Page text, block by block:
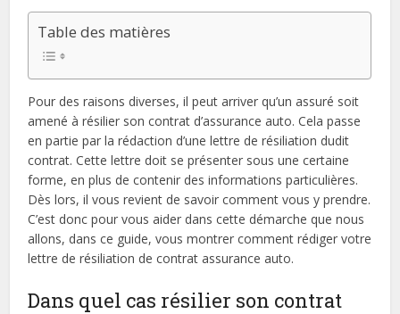
Table des matières
Pour des raisons diverses, il peut arriver qu’un assuré soit
amené à résilier son contrat d’assurance auto. Cela passe
en partie par la rédaction d’une lettre de résiliation dudit
contrat. Cette lettre doit se présenter sous une certaine
forme, en plus de contenir des informations particulières.
Dès lors, il vous revient de savoir comment vous y prendre.
C’est donc pour vous aider dans cette démarche que nous
allons, dans ce guide, vous montrer comment rédiger votre
lettre de résiliation de contrat assurance auto.
Dans quel cas résilier son contrat